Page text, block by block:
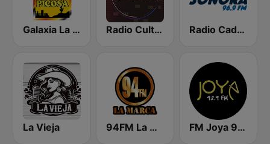
Galaxia La Picosa Radio Cultural TGN Radio Cadena Sonora
La Vieja 94FM La Marca FM Joya 92.9